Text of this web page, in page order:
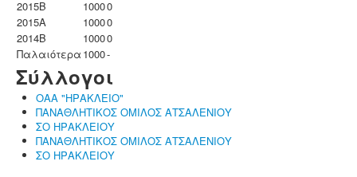
2015B
10000
2015A
10000
2014B
10000
Παλαιότερα 1000-
Σύλλογοι
ΟΑΑ "ΗΡΑΚΛΕΙΟ"
ΠΑΝΑΘΛΗΤΙΚΟΣ ΟΜΙΛΟΣ ΑΤΣΑΛΕΝΙΟΥ
ΣΟ ΗΡΑΚΛΕΙΟΥ
ΠΑΝΑΘΛΗΤΙΚΟΣ ΟΜΙΛΟΣ ΑΤΣΑΛΕΝΙΟΥ
ΣΟ ΗΡΑΚΛΕΙΟΥ